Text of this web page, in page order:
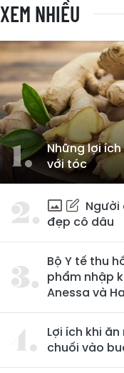
XEM NHIỀU
Những lợi
với tóc
Người
đẹp cô dâu
Bộ Y tế thu
phẩm nhập
Anessa và
Lợi ích khi
chuối vào